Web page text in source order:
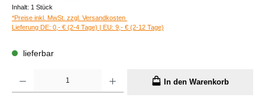
Inhalt: 1 Stück
*Preise inkl. MwSt. zzgl. Versandkosten
Lieferung DE: 0,- € (2-4 Tage) | EU: 9,- € (2-12 Tage)
lieferbar
In den Warenkorb